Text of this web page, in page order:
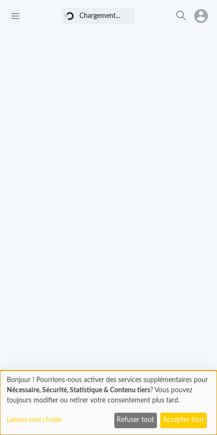
Chargement... Chargement...
Chargement
En cours...
Bonjour ! Pourrions-nous activer des services supplémentaires pour
Nécessaire, Sécurité, Statistique & Contenu tiers? Vous pouvez
toujours modifier ou retirer votre consentement plus tard.
Laissez-moi choisir Refuser tout Accepter tout